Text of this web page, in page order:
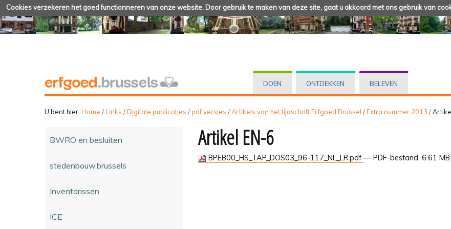
Cookies verzekeren het goed functionneren van onze website. Door gebruik te maken van deze site, gaat u akkoord met ons gebruik van
DOEN ONTDEKKEN BELEVEN
U bent hier: Home /Links /Digitale publicaties /pdf versies /Artikels van het tijdschrift Erfgoed Brussel /Extra nummer 2013 /
BWRO en besluiten
stedenbouw.brussels
Inventarissen
ICE
Artikel EN-6
BPEB00_HS_TAP_DOS03_96-117_NL_LR.pdf — PDF-bestand, 6.61